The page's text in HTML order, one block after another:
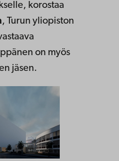
korostaa
, Turun yliopiston
on myös
jäsen.